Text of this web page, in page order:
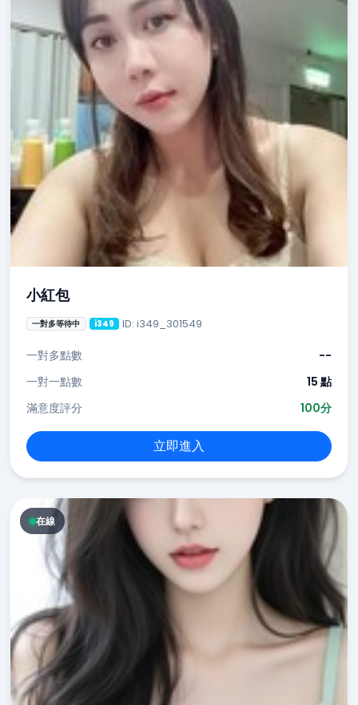
小紅包
一對多等待中 i349 ID: i349_301549
一對多點數
--
一對一點數
15 點
滿意度評分
100分
立即進入
在線